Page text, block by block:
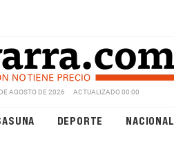
AGOSTO DE 2026 ACTUALIZADO 00:00
DEPORTE NACIONAL